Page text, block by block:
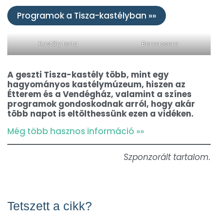
Programok a Tisza-kastélyban »»
Kastély torta Borvacsora
A geszti Tisza-kastély több, mint egy
hagyományos kastélymúzeum, hiszen az
Étterem és a Vendégház, valamint a színes
programok gondoskodnak arról, hogy akár
több napot is eltölthessünk ezen a vidéken.
Még több hasznos információ »»
Szponzorált tartalom.
Tetszett a cikk?